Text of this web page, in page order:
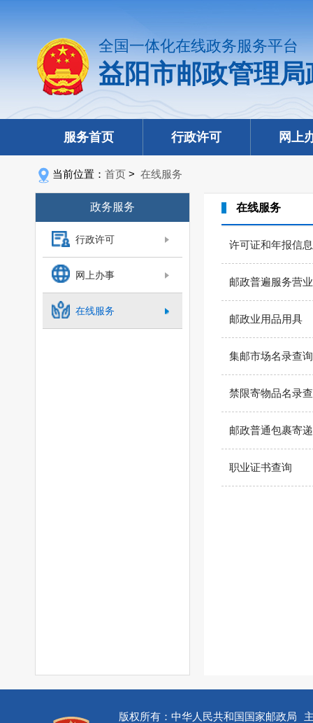
全国一体化在线政务服务平台
益阳市邮政管理
服务首页 行政许可 网上
当前位置： 首页 > 在线服务
政务服务
行政许可
网上办事
在线服务
在线服务
许可证和年报信
邮政普遍服务营
邮政业用品用具
集邮市场名录查询
禁限寄物品名录
邮政普通包裹寄
职业证书查询
版权所有：中华人民共和国国家邮政局